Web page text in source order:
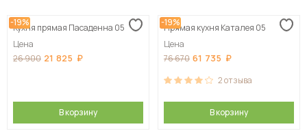
-19%
Кухня прямая Пасаденна 05
Цена
26 900 21 825
В корзину
-19%
Прямая кухня Каталея 05
Цена
76 670 61 735
2отзыва
В корзину